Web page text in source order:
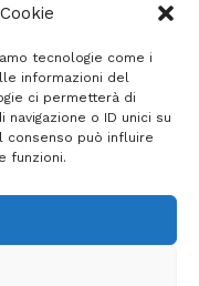
tecnologie come i
informazioni del
ci permetterà di
o ID unici su
consenso può influire
funzioni.
il simulacro
il regolamento di